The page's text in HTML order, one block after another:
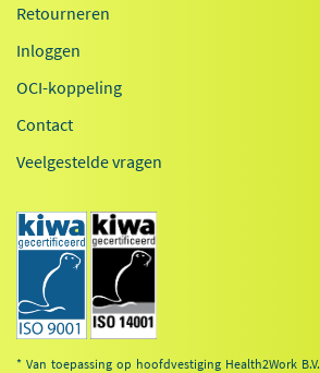
Retourneren
Inloggen
OCI-koppeling
Contact
Veelgestelde vragen
* Van toepassing op hoofdvestiging Health2Work B.V.